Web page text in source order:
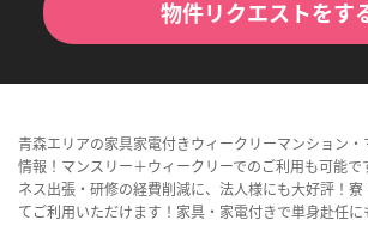
物件リクエストをす
青森エリアの家具家電付きウィークリーマンション
情報！マンスリー＋ウィークリーでのご利用も可能で
ネス出張・研修の経費削減に、法人様にも大好評！
てご利用いただけます！家具・家電付きで単身赴任に